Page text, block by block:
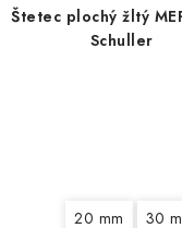
Štetec plochý žltý
Schuller
20 mm 30